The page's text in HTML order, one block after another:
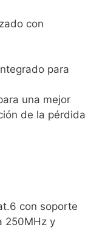
con
para
una mejor
de la pérdida
con soporte
250MHz y